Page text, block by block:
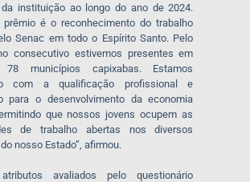
instituição ao longo do ano de 2024.
prêmio é o reconhecimento do trabalho
Senac em todo o Espírito Santo. Pelo
consecutivo estivemos presentes em
municípios capixabas. Estamos
com a qualificação profissional e
para o desenvolvimento da economia
que nossos jovens ocupem as
de trabalho abertas nos diversos
nosso Estado”, afirmou.
avaliados pelo questionário